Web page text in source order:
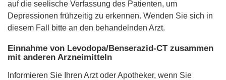
auf die seelische Verfassung des Patienten, um
Depressionen frühzeitig zu erkennen. Wenden Sie sich in
diesem Fall bitte an den behandelnden Arzt.
Einnahme von Levodopa/Benserazid-CT zusammen
mit anderen Arzneimitteln
Informieren Sie Ihren Arzt oder Apotheker, wenn Sie